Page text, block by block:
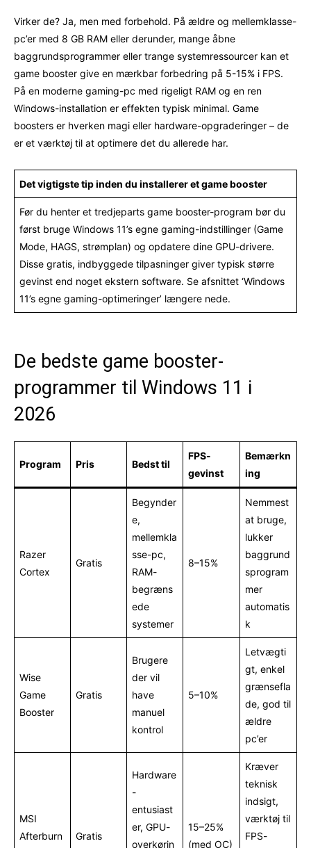
Virker de? Ja, men med forbehold. På ældre og mellemklasse-
pc’er med 8 GB RAM eller derunder, mange åbne
baggrundsprogrammer eller trange systemressourcer kan et
game booster give en mærkbar forbedring på 5-15% i FPS.
På en moderne gaming-pc med rigeligt RAM og en ren
Windows-installation er effekten typisk minimal. Game
boosters er hverken magi eller hardware-opgraderinger – de
er et værktøj til at optimere det du allerede har.
Det vigtigste tip inden du installerer et game booster
Før du henter et tredjeparts game booster-program bør du
først bruge Windows 11’s egne gaming-indstillinger (Game
Mode, HAGS, strømplan) og opdatere dine GPU-drivere.
Disse gratis, indbyggede tilpasninger giver typisk større
gevinst end noget ekstern software. Se afsnittet ‘Windows
11’s egne gaming-optimeringer’ længere nede.
De bedste game booster-
programmer til Windows 11 i
2026
Program Pris Bedst til
FPS-
gevinst
Bemærkn
ing
Razer
Cortex
Gratis
Begynder
e,
mellemkla
sse-pc,
RAM-
begræns
ede
systemer
8–15%
Nemmest
at bruge,
lukker
baggrund
sprogram
mer
automatis
k
Wise
Game
Booster
Gratis
Brugere
der vil
have
manuel
kontrol
5–10%
Letvægti
gt, enkel
grænsefla
de, god til
ældre
pc’er
MSI
Afterburn
Gratis
Hardware
-
entusiast
er, GPU-
overkørin
15–25%
(med OC)
Kræver
teknisk
indsigt,
værktøj til
FPS-